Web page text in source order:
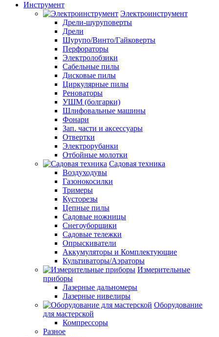
Инструмент
Электроинструмент
Дрели-шуруповерты
Дрели
Шурупо/Винто/Гайковерты
Перфораторы
Электролобзики
Сабельные пилы
Дисковые пилы
Циркулярные пилы
Реноваторы
УШМ (болгарки)
Шлифовальные машины
Фонари
Зап. части и аксессуары
Отвертки
Электрорубанки
Отбойные молотки
Садовая техника
Воздуходувы
Газонокосилки
Тримеры
Кусторезы
Цепные пилы
Садовые ножницы
Снегоуборщики
Садовые тележки
Опрыскиватели
Аккумуляторы и Комплектующие
Культиваторы/Аэраторы
Измерительные
приборы
Лазерные дальномеры
Лазерные нивелиры
Оборудование
для мастерской
Компрессоры
Разное